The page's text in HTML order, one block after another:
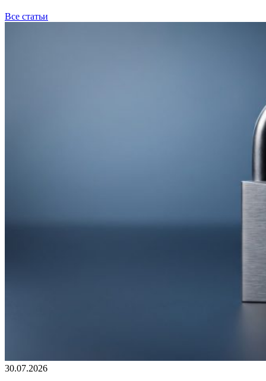
Все статьи
30.07.2026